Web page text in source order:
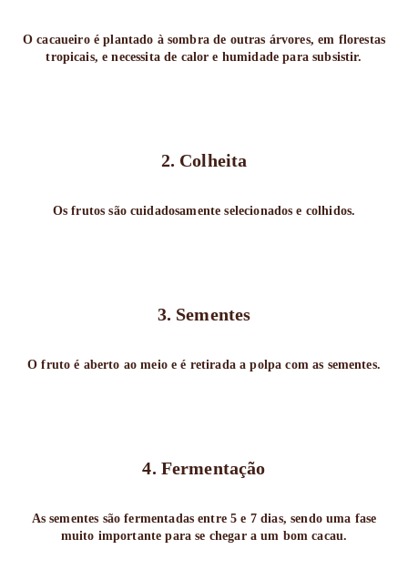
O cacaueiro é plantado à sombra de outras árvores, em florestas
tropicais, e necessita de calor e humidade para subsistir.
2. Colheita
Os frutos são cuidadosamente selecionados e colhidos.
3. Sementes
O fruto é aberto ao meio e é retirada a polpa com as sementes.
4. Fermentação
As sementes são fermentadas entre 5 e 7 dias, sendo uma fase
muito importante para se chegar a um bom cacau.